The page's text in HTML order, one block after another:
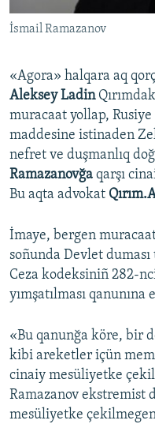
QOŞULIÑIZ!
RFE/RS bütün saytları
İsmail Ramazanov
«Agora» halqara aq
Aleksey Ladin
muracaat yollap,
maddesine istinaden
nefret ve duşmanlıq
Ramazanovğa qarşı
Bu aqta advokat
İmaye, bergen
soñunda Devlet
Ceza kodeksiniñ 282-
yımşatılması qanunına
«Bu qanunğa köre, bir
kibi areketler içün
cinaiy mesüliyetke
Ramazanov ekstremist
mesüliyetke